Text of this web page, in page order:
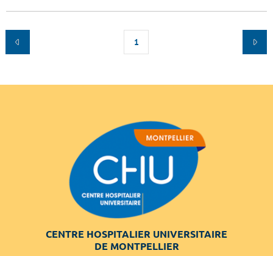
1
CENTRE HOSPITALIER UNIVERSITAIRE
DE MONTPELLIER